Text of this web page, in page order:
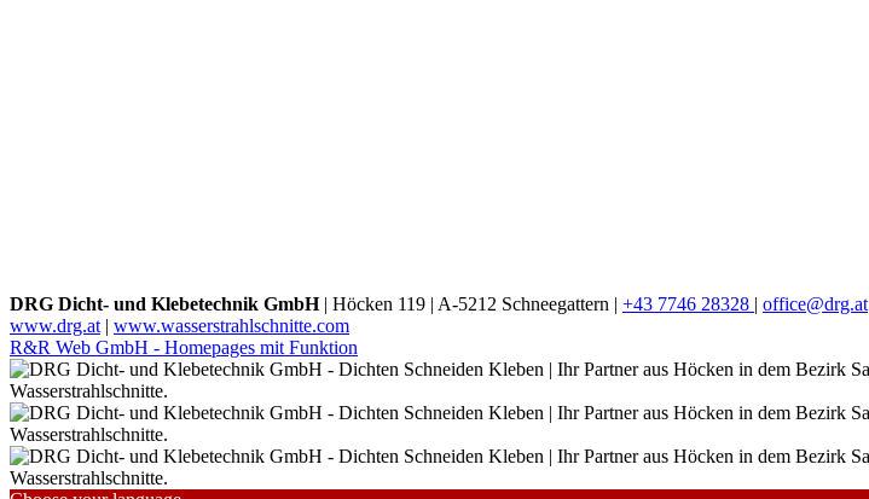
DRG Dicht- und Klebetechnik GmbH | Höcken 119 | A-5212 Schneegattern | +43 7746 28328 | office@drg.at
www.drg.at | www.wasserstrahlschnitte.com
R&R Web GmbH - Homepages mit Funktion